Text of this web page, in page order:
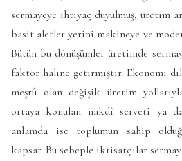
sermayeye ihtiyaç duyulmuş, üretim
basit aletler yerini makineye ve
Bütün bu dönüşümler üretimde
faktör haline getirmiştir. Ekonomi
meşrû olan değişik üretim
ortaya konulan nakdî serveti ya
anlamda ise toplumun sahip
kapsar. Bu sebeple iktisatçılar